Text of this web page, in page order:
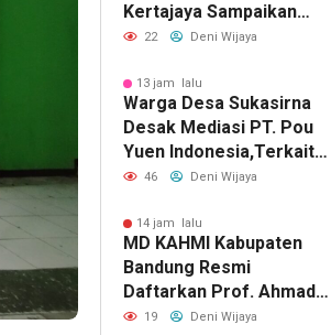
Kertajaya Sampaikan
Apresiasi
22 Deni Wijaya
13 jam lalu
Warga Desa Sukasirna
Desak Mediasi PT. Pou
Yuen Indonesia,Terkait
Transparansi Anggaran
46 Deni Wijaya
14 jam lalu
MD KAHMI Kabupaten
Bandung Resmi
Daftarkan Prof. Ahmad
Sarbini sebagai Bakal
19 Deni Wijaya